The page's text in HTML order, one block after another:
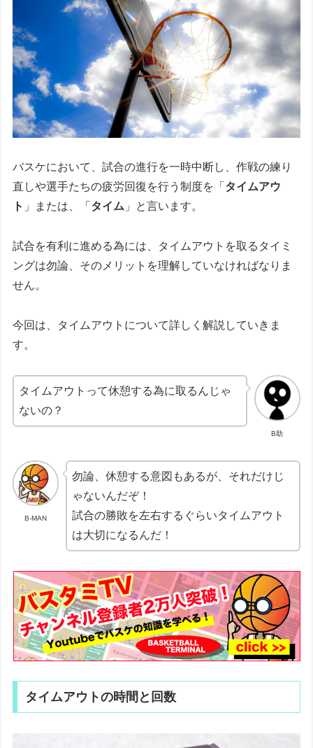
バスケにおいて、試合の進行を一時中断し、作戦の練り
直しや選手たちの疲労回復を行う制度を「 タイムアウ
ト 」または、「 タイム 」と言います。
試合を有利に進める為には、タイムアウトを取るタイミ
ングは勿論、そのメリットを理解していなければなりま
せん。
今回は、タイムアウトについて詳しく解説していきま
す。
B助
タイムアウトって休憩する為に取るんじゃ
ないの？
B-MAN
勿論、休憩する意図もあるが、それだけじ
ゃないんだぞ！
試合の勝敗を左右するぐらいタイムアウト
は大切になるんだ！
タイムアウトの時間と回数